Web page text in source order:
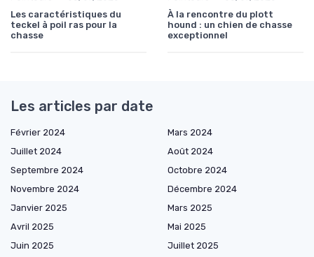
Les caractéristiques du
teckel à poil ras pour la
chasse
À la rencontre du plott
hound : un chien de chasse
exceptionnel
Les articles par date
Février 2024
Mars 2024
Juillet 2024
Août 2024
Septembre 2024
Octobre 2024
Novembre 2024
Décembre 2024
Janvier 2025
Mars 2025
Avril 2025
Mai 2025
Juin 2025
Juillet 2025